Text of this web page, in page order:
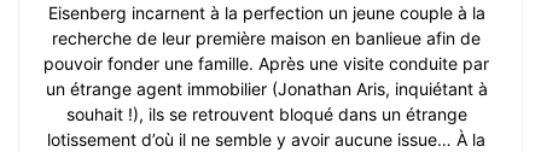
Eisenberg incarnent à la perfection un jeune couple à la
recherche de leur première maison en banlieue afin de
pouvoir fonder une famille. Après une visite conduite par
un étrange agent immobilier (Jonathan Aris, inquiétant à
souhait !), ils se retrouvent bloqué dans un étrange
lotissement d’où il ne semble y avoir aucune issue… À la